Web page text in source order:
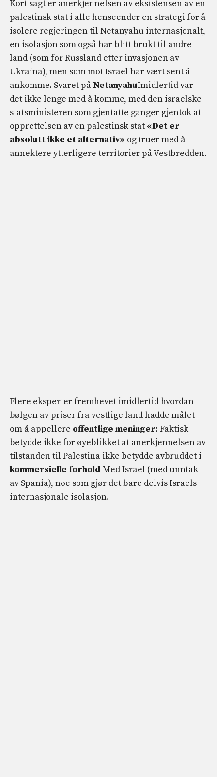
Kort sagt er anerkjennelsen av eksistensen av en
palestinsk stat i alle henseender en strategi for å
isolere regjeringen til Netanyahu internasjonalt,
en isolasjon som også har blitt brukt til andre
land (som for Russland etter invasjonen av
Ukraina), men som mot Israel har vært sent å
ankomme. Svaret på NetanyahuImidlertid var
det ikke lenge med å komme, med den israelske
statsministeren som gjentatte ganger gjentok at
opprettelsen av en palestinsk stat «Det er
absolutt ikke et alternativ» og truer med å
annektere ytterligere territorier på Vestbredden.
Flere eksperter fremhevet imidlertid hvordan
bølgen av priser fra vestlige land hadde målet
om å appellere offentlige meninger: Faktisk
betydde ikke for øyeblikket at anerkjennelsen av
tilstanden til Palestina ikke betydde avbruddet i
kommersielle forhold Med Israel (med unntak
av Spania), noe som gjør det bare delvis Israels
internasjonale isolasjon.